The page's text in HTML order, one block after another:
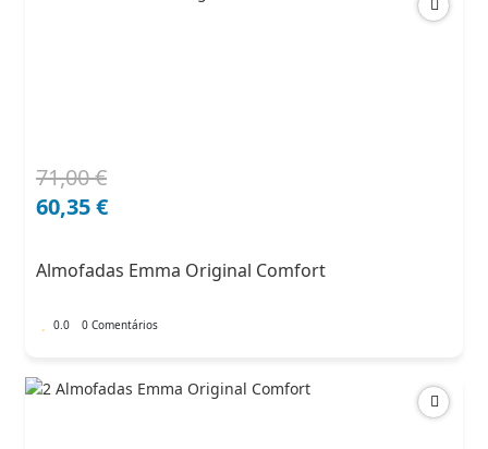
71,00€
O
preço
71,00 €.
60,35€
O
preço
60,35 €.
Almofadas Emma Original Comfort
0.0 0 Comentários